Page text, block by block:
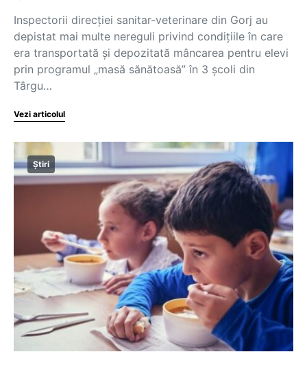
Inspectorii direcției sanitar-veterinare din Gorj au
depistat mai multe nereguli privind condițiile în care
era transportată și depozitată mâncarea pentru elevi
prin programul „masă sănătoasă” în 3 școli din
Târgu…
Vezi articolul
Știri